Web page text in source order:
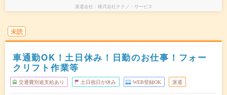
派遣会社 株式会社テクノ・サービス
未読
車通勤OK！土日休み！日勤のお仕事！フォー
クリフト作業等
交通費別途支給あり 土日祝日が休み WEB登録OK 派遣